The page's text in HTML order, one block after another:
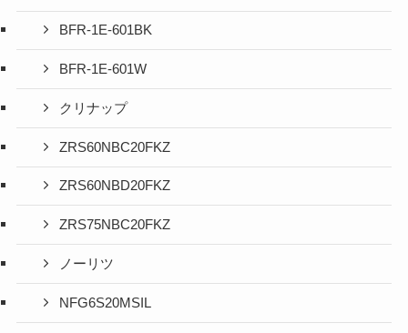
BFR-1E-601BK
BFR-1E-601W
クリナップ
ZRS60NBC20FKZ
ZRS60NBD20FKZ
ZRS75NBC20FKZ
ノーリツ
NFG6S20MSIL